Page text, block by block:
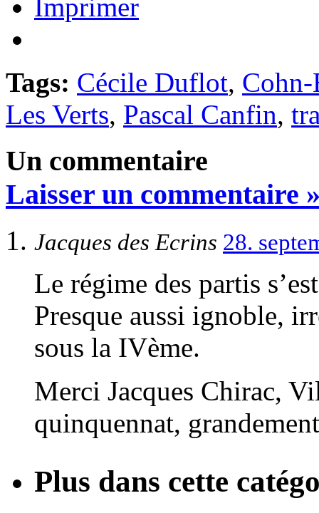
Imprimer
Tags: Cécile Duflot,
Les Verts, Pascal Canfin,
Un commentaire
Laisser un commentaire
Jacques des Ecrins 28.
Le régime des partis
Presque aussi ignoble,
sous la IVème.
Merci Jacques Chirac,
quinquennat,
Plus dans cette